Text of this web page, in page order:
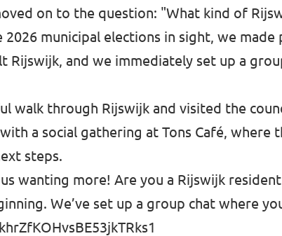
on to the question: "What kind of
municipal elections in sight, we
Rijswijk, and we immediately set up a
walk through Rijswijk and visited the
a social gathering at Tons Café, where
steps.
wanting more! Are you a Rijswijk resident
We’ve set up a group chat where